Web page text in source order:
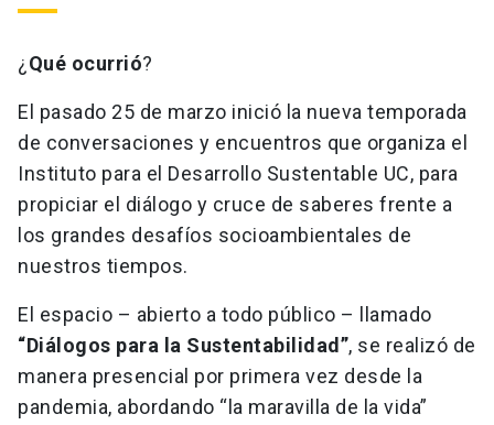
¿ Qué ocurrió?
El pasado 25 de marzo inició la nueva temporada
de conversaciones y encuentros que organiza el
Instituto para el Desarrollo Sustentable UC, para
propiciar el diálogo y cruce de saberes frente a
los grandes desafíos socioambientales de
nuestros tiempos.
El espacio – abierto a todo público – llamado
“Diálogos para la Sustentabilidad”, se realizó de
manera presencial por primera vez desde la
pandemia, abordando “la maravilla de la vida”